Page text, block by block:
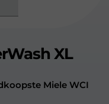
XL
Miele WCI